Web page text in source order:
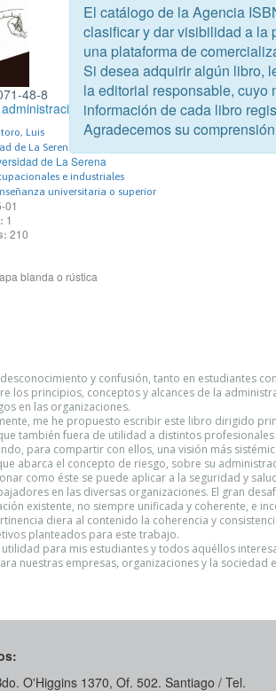
48-8
de riesgos de seguridad y salud
Luis
de La Serena
de La Serena
e industriales
universitaria o superior
01
1
210
blanda o rústica
y confusión, tanto en estudiantes
los principios, conceptos y alcances de la
en las organizaciones.
me he propuesto escribir este libro dirigido
también fuera de utilidad a distintos profesionales
para compartir con ellos, una visión más
abarca el concepto de riesgo, sobre su
como éste se puede aplicar a la seguridad y
en las diversas organizaciones. El gran
existente, no siempre unificada y coherente, e
diera al contenido la coherencia y
planteados para este trabajo.
utilidad para mis estudiantes y todos aquéllos
nuestras empresas, organizaciones y la sociedad
O'Higgins 1370, Of. 502. Santiago / Tel.
El catálogo de la Agencia
clasificar y dar visibilidad a la
una plataforma de
Si desea adquirir algún libro,
la editorial responsable, cuyo
información de cada libro
Agradecemos su